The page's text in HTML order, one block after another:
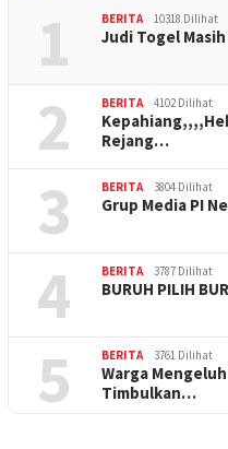
1 BERITA 10318 Dilihat
Judi Togel
2 BERITA 4102 Dilihat
Rejang…
3 BERITA 3804 Dilihat
Grup Media PI
4 BERITA 3787 Dilihat
BURUH PILIH
5 BERITA 3761 Dilihat
Warga
Timbulkan…